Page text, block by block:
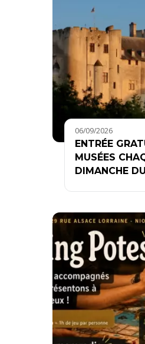
06/09/2026
ENTRÉE
MUSÉES
DIMANCHE